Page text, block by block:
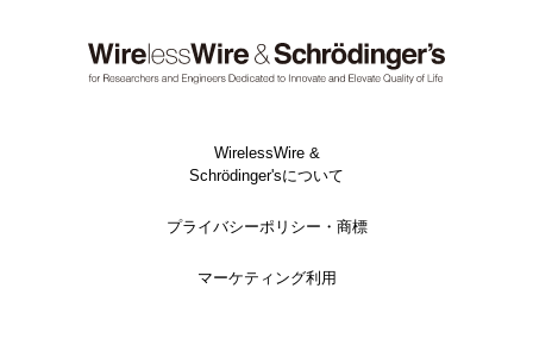
WirelessWire &
Schrödinger'sについて
プライバシーポリシー・商標
マーケティング利用